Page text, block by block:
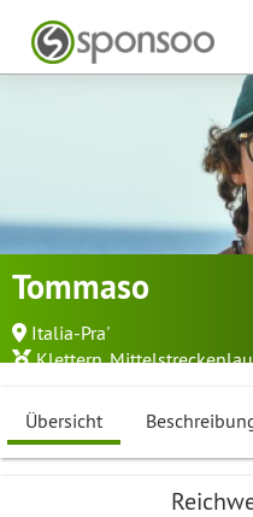
Tommaso
Italia-Pra'
Klettern,
Übersicht